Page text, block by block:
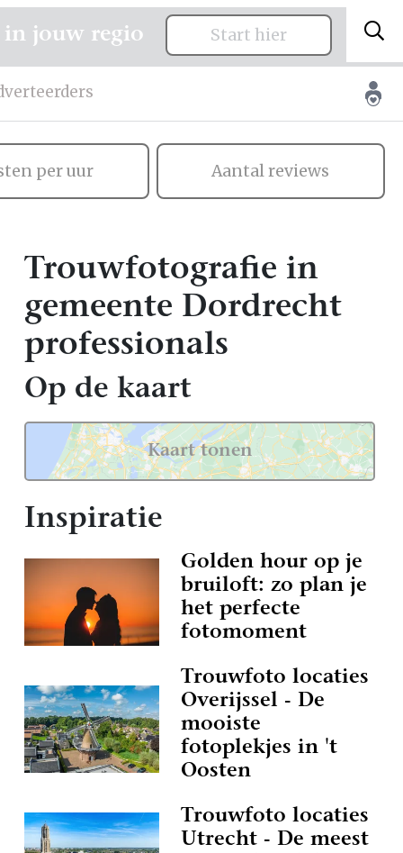
in jouw regio Start hier
per uur Aantal reviews
Trouwfotografie in
gemeente Dordrecht
professionals
Op de kaart
Kaart tonen
Inspiratie
Golden hour op je
bruiloft: zo plan je
het perfecte
fotomoment
Trouwfoto locaties
Overijssel - De
mooiste
fotoplekjes in 't
Oosten
Trouwfoto locaties
Utrecht - De meest